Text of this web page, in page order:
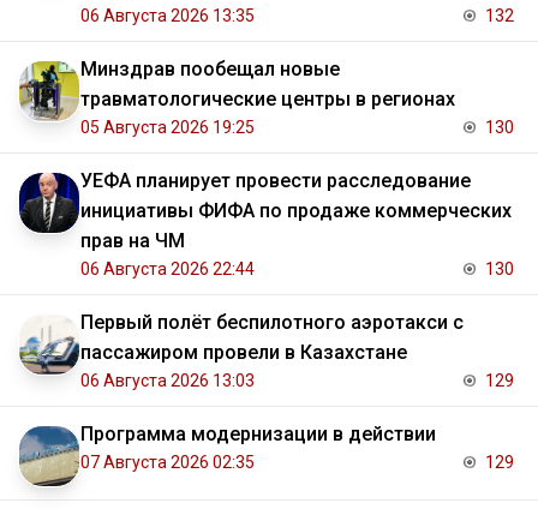
06 Августа 2026 13:35 132
Минздрав пообещал новые
травматологические центры в регионах
05 Августа 2026 19:25 130
УЕФА планирует провести расследование
инициативы ФИФА по продаже коммерческих
прав на ЧМ
06 Августа 2026 22:44 130
Первый полёт беспилотного аэротакси с
пассажиром провели в Казахстане
06 Августа 2026 13:03 129
Программа модернизации в действии
07 Августа 2026 02:35 129